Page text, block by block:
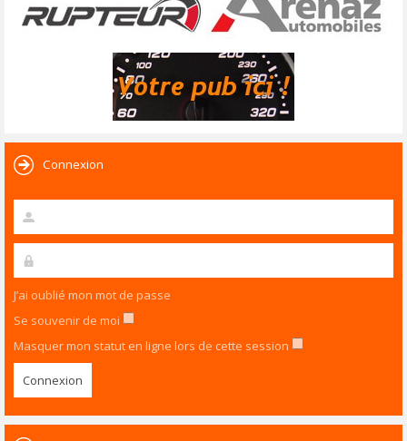
Connexion
J’ai oublié mon mot de passe
Se souvenir de moi
Masquer mon statut en ligne lors de cette session